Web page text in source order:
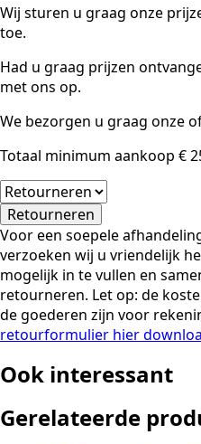
Wij sturen u graag onze
toe.
Had u graag prijzen
met ons op.
We bezorgen u graag onze
Totaal minimum aankoop €
Retourneren
Voor een soepele
verzoeken wij u vriendelijk
mogelijk in te vullen en
retourneren. Let op: de
de goederen zijn voor
retourformulier hier
Ook interessant
Gerelateerde